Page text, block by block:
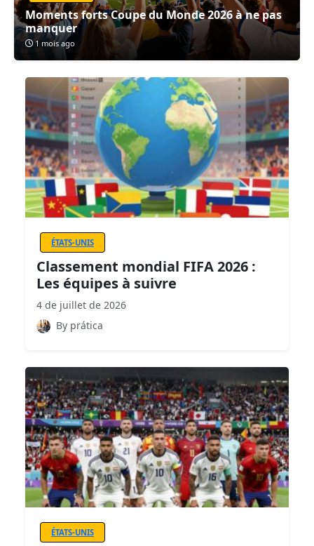
Moments forts Coupe du Monde 2026 à ne pas
manquer
1 mois ago
ÉTATS-UNIS
Classement mondial FIFA 2026 :
Les équipes à suivre
4 de juillet de 2026
By prática
ÉTATS-UNIS